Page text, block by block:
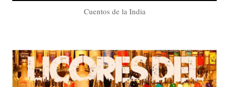
Cuentos de la India